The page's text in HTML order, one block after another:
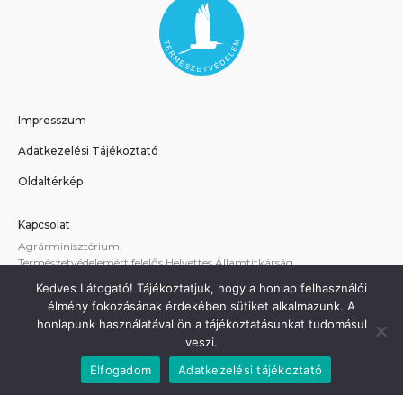
Impresszum
Adatkezelési Tájékoztató
Oldaltérkép
Kapcsolat
Agrárminisztérium,
Természetvédelemért felelős Helyettes Államtitkárság
A weboldallal kapcsolatos technikai támogatás:
termeszetvedelem@am.gov.hu
Minden jog fenntartva - Agrárminisztérium 2021.
Kedves Látogató! Tájékoztatjuk, hogy a honlap felhasználói
élmény fokozásának érdekében sütiket alkalmazunk. A
honlapunk használatával ön a tájékoztatásunkat tudomásul
veszi.
Elfogadom
Adatkezelési tájékoztató